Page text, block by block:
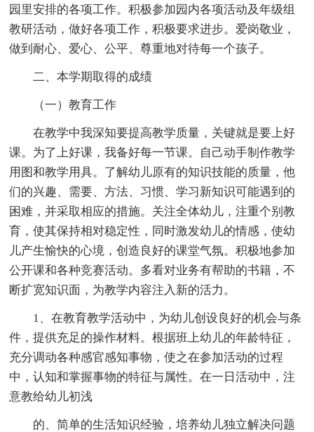
园里安排的各项工作。积极参加园内各项活动及年级组
教研活动，做好各项工作，积极要求进步。爱岗敬业，
做到耐心、爱心、公平、尊重地对待每一个孩子。
二、本学期取得的成绩
（一）教育工作
在教学中我深知要提高教学质量，关键就是要上好
课。为了上好课，我备好每一节课。自己动手制作教学
用图和教学用具。了解幼儿原有的知识技能的质量，他
们的兴趣、需要、方法、习惯、学习新知识可能遇到的
困难，并采取相应的措施。关注全体幼儿，注重个别教
育，使其保持相对稳定性，同时激发幼儿的情感，使幼
儿产生愉快的心境，创造良好的课堂气氛。积极地参加
公开课和各种竞赛活动。多看对业务有帮助的书籍，不
断扩宽知识面，为教学内容注入新的活力。
1、在教育教学活动中，为幼儿创设良好的机会与条
件，提供充足的操作材料。根据班上幼儿的年龄特征，
充分调动各种感官感知事物，使之在参加活动的过程
中，认知和掌握事物的特征与属性。在一日活动中，注
意教给幼儿初浅
的、简单的生活知识经验，培养幼儿独立解决问题